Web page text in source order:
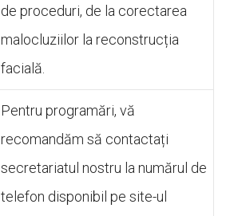
de proceduri, de la corectarea
malocluziilor la reconstrucția
facială.
Pentru programări, vă
recomandăm să contactați
secretariatul nostru la numărul de
telefon disponibil pe site-ul